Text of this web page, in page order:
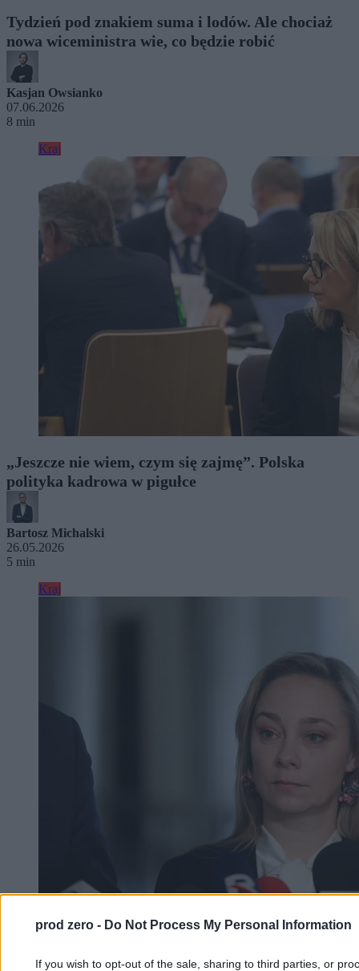
prod zero - Do Not Process My Personal Information
If you wish to opt-out of the sale, sharing to third parties, or
Tydzień pod znakiem suma i lodów. Ale chociaż
nowa wiceministra wie, co będzie robić
Kasjan Owsianko
07.06.2026
8 min
Kraj
„Jeszcze nie wiem, czym się zajmę”. Polska
polityka kadrowa w pigułce
Bartosz Michalski
26.05.2026
5 min
Kraj
Nowa wiceminister wciąż nie wie, ile jest